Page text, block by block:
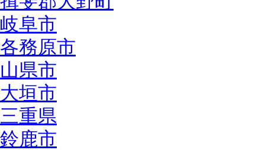
岐阜市
各務原市
山県市
大垣市
三重県
鈴鹿市